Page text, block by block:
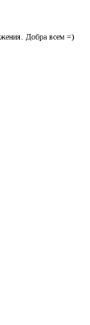
Добра всем =)